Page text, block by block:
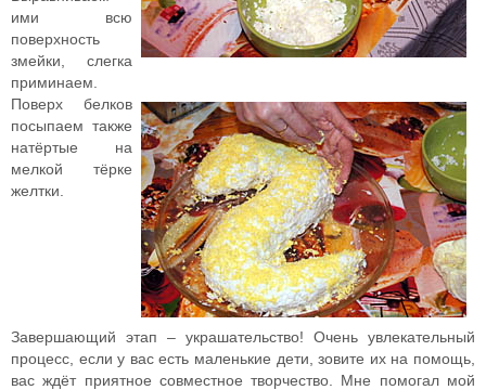
ими всю
поверхность
змейки, слегка
приминаем.
Поверх белков
посыпаем также
натёртые на
мелкой тёрке
желтки.
Завершающий этап – украшательство! Очень увлекательный
процесс, если у вас есть маленькие дети, зовите их на помощь,
вас ждёт приятное совместное творчество. Мне помогал мой